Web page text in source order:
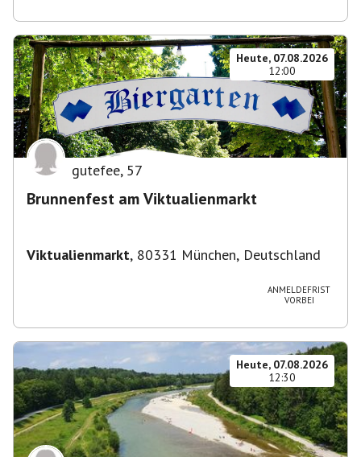
Heute, 07.08.2026
12:00
gutefee, 57
Brunnenfest am Viktualienmarkt
Viktualienmarkt, 80331 München, Deutschland
ANMELDEFRIST
VORBEI
Heute, 07.08.2026
12:30